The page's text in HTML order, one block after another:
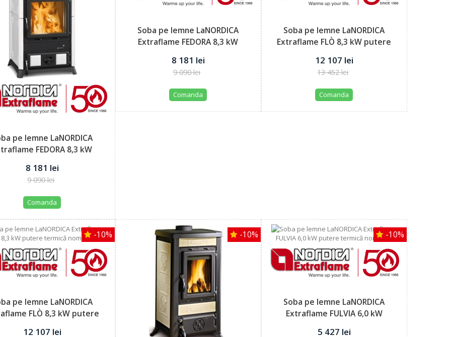
pe lemne LaNORDICA
FEDORA 8,3 kW
8 181 lei
9 090 lei
Comanda
Soba pe lemne LaNORDICA
Extraflame FEDORA 8,3 kW
8 181 lei
9 090 lei
Comanda
Soba pe lemne LaNORDICA
Extraflame FLÒ 8,3 kW putere
12 107 lei
13 452 lei
Comanda
-10%
pe lemne LaNORDICA
FLÒ 8,3 kW putere
12 107 lei
-10% -10%
Soba pe lemne LaNORDICA
Extraflame FULVIA 6,0 kW
5 427 lei